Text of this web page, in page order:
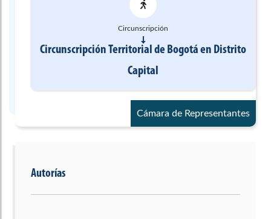
Circunscripción
Circunscripción Territorial de Bogotáen Distrito
Capital
Cámara de Representantes
Autorías